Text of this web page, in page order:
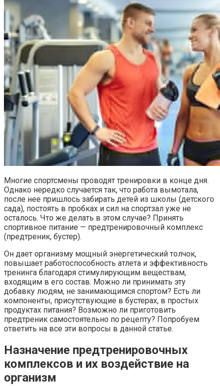
Многие спортсмены проводят тренировки в конце дня.
Однако нередко случается так, что работа вымотала,
после нее пришлось забирать детей из школы (детского
сада), постоять в пробках и сил на спортзал уже не
осталось. Что же делать в этом случае? Принять
спортивное питание — предтренировочный комплекс
(предтреник, бустер).
Он дает организму мощный энергетический толчок,
повышает работоспособность атлета и эффективность
тренинга благодаря стимулирующим веществам,
входящим в его состав. Можно ли принимать эту
добавку людям, не занимающимся спортом? Есть ли
компоненты, присутствующие в бустерах, в простых
продуктах питания? Возможно ли приготовить
предтреник самостоятельно по рецепту? Попробуем
ответить на все эти вопросы в данной статье.
Назначение предтренировочных
комплексов и их воздействие на
организм